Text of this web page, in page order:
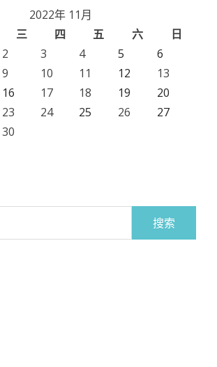
2022年 11月
三 四 五 六
日
2 3 4 5
6
9 10 11 12
13
16 17 18 19
20
23 24 25 26
27
30